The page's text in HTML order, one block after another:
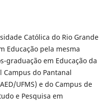
Católica do Rio Grande
Educação pela mesma
graduação em Educação da
Campus do Pantanal
UFMS) e do Campus de
e Pesquisa em